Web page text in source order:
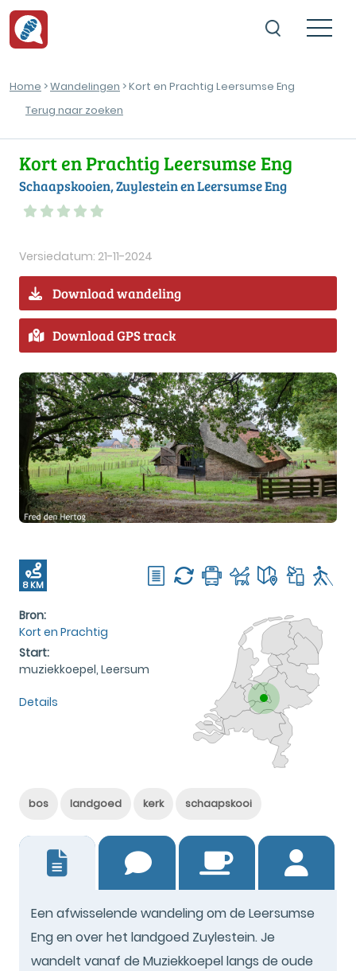
Home >Wandelingen > Kort en Prachtig Leersumse Eng
Terug naar zoeken
Kort en Prachtig Leersumse Eng
Schaapskooien, Zuylestein en Leersumse Eng
Versiedatum: 21-11-2024
Download wandeling
Download GPS track
8 KM
Bron:
Kort en Prachtig
Start:
muziekkoepel, Leersum
Details
bos landgoed kerk schaapskooi
Een afwisselende wandeling om de Leersumse
Eng en over het landgoed Zuylestein. Je
wandelt vanaf de Muziekkoepel langs de oude